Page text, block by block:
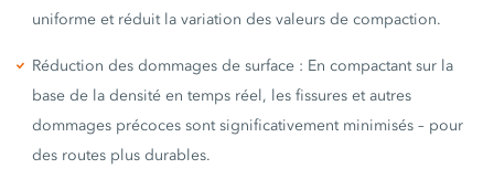
uniforme et réduit la variation des valeurs de compaction.
Réduction des dommages de surface : En compactant sur la
base de la densité en temps réel, les fissures et autres
dommages précoces sont significativement minimisés – pour
des routes plus durables.